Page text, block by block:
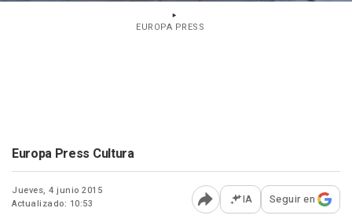
EUROPA PRESS
Europa Press Cultura
Jueves, 4 junio 2015
Actualizado: 10:53
Abrir opciones para
IA Seguir en